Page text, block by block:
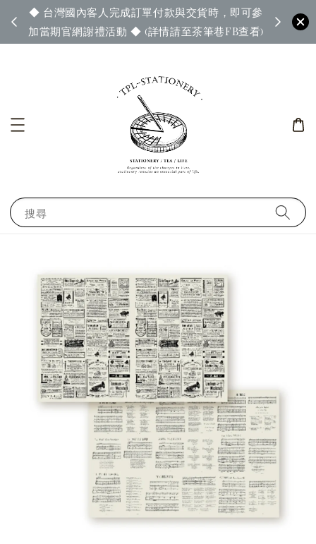
◆ 台灣國內客人完成訂單付款與交貨時，即可參
加當期官網謝禮活動 ◆ (詳情請至茶筆巷FB查看)
◆ 官
搜尋